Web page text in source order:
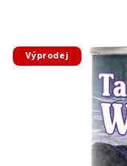
Výprodej